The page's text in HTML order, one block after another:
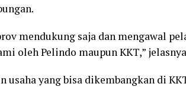
mendukung saja dan mengawal
oleh Pelindo maupun KKT,”
usaha yang bisa dikembangkan di